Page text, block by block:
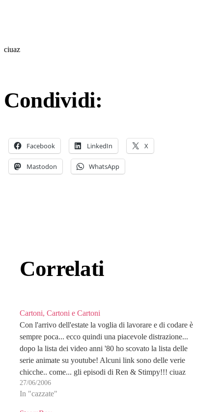
ciuaz
Condividi:
Facebook LinkedIn X
Mastodon WhatsApp
Correlati
Cartoni, Cartoni e Cartoni
Con l'arrivo dell'estate la voglia di lavorare e di codare è
sempre poca... ecco quindi una piacevole distrazione...
dopo la lista dei video anni '80 ho scovato la lista delle
serie animate su youtube! Alcuni link sono delle verie
chicche.. come... gli episodi di Ren & Stimpy!!! ciuaz
27/06/2006
In "cazzate"